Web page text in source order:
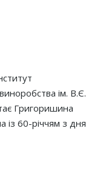
ім. В.Є.
Григоришина
із 60-річчям з дня